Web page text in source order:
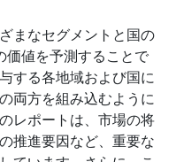
まなセグメントと国の
価値を予測することで
する各地域および国に
両方を組み込むように
レポートは、市場の将
推進要因など、重要な